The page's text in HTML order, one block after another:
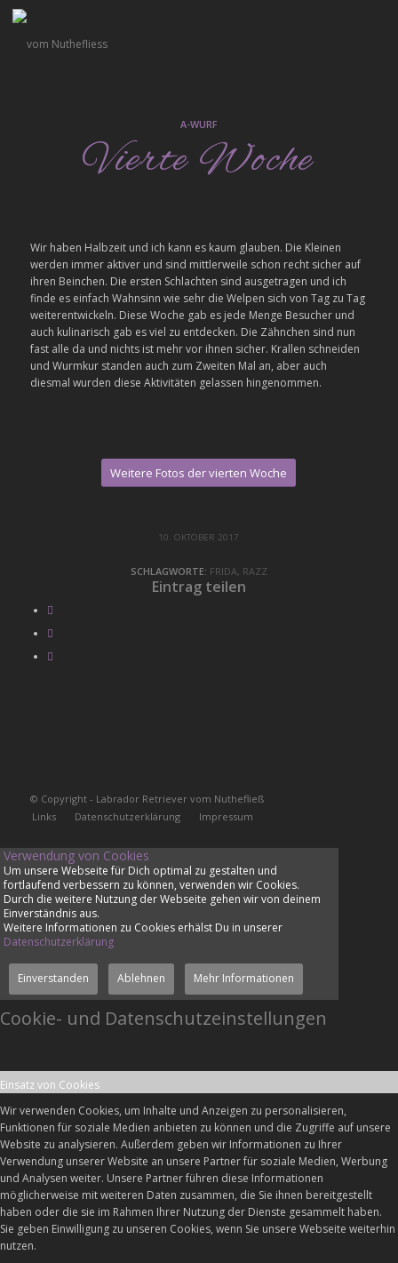
A-WURF
Vierte Woche
Wir haben Halbzeit und ich kann es kaum glauben. Die Kleinen
werden immer aktiver und sind mittlerweile schon recht sicher auf
ihren Beinchen. Die ersten Schlachten sind ausgetragen und ich
finde es einfach Wahnsinn wie sehr die Welpen sich von Tag zu Tag
weiterentwickeln. Diese Woche gab es jede Menge Besucher und
auch kulinarisch gab es viel zu entdecken. Die Zähnchen sind nun
fast alle da und nichts ist mehr vor ihnen sicher. Krallen schneiden
und Wurmkur standen auch zum Zweiten Mal an, aber auch
diesmal wurden diese Aktivitäten gelassen hingenommen.
Weitere Fotos der vierten Woche
10. OKTOBER 2017
SCHLAGWORTE: FRIDA, RAZZ
Eintrag teilen
© Copyright - Labrador Retriever vom Nuthefließ
Links
Datenschutzerklärung Impressum
Verwendung von Cookies
Um unsere Webseite für Dich optimal zu gestalten und
fortlaufend verbessern zu können, verwenden wir Cookies.
Durch die weitere Nutzung der Webseite gehen wir von deinem
Einverständnis aus.
Weitere Informationen zu Cookies erhälst Du in unserer
Datenschutzerklärung
Einverstanden Ablehnen Mehr Informationen
Cookie- und Datenschutzeinstellungen
Einsatz von Cookies
Wir verwenden Cookies, um Inhalte und Anzeigen zu personalisieren,
Funktionen für soziale Medien anbieten zu können und die Zugriffe auf unsere
Website zu analysieren. Außerdem geben wir Informationen zu Ihrer
Verwendung unserer Website an unsere Partner für soziale Medien, Werbung
und Analysen weiter. Unsere Partner führen diese Informationen
möglicherweise mit weiteren Daten zusammen, die Sie ihnen bereitgestellt
haben oder die sie im Rahmen Ihrer Nutzung der Dienste gesammelt haben.
Sie geben Einwilligung zu unseren Cookies, wenn Sie unsere Webseite weiterhin
nutzen.